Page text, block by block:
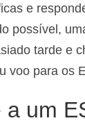
e
possível,
tarde e
voo para os
um